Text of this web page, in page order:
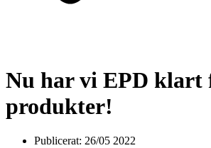
Nu har vi EPD klart
produkter!
Publicerat: 26/05 2022